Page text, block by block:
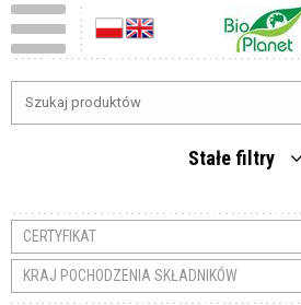
Stałe filtry
CERTYFIKAT
KRAJ POCHODZENIA SKŁADNIKÓW